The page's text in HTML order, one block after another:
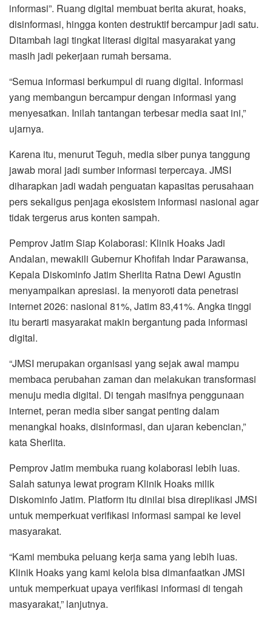
informasi”. Ruang digital membuat berita akurat, hoaks,
disinformasi, hingga konten destruktif bercampur jadi satu.
Ditambah lagi tingkat literasi digital masyarakat yang
masih jadi pekerjaan rumah bersama.
“Semua informasi berkumpul di ruang digital. Informasi
yang membangun bercampur dengan informasi yang
menyesatkan. Inilah tantangan terbesar media saat ini,”
ujarnya.
Karena itu, menurut Teguh, media siber punya tanggung
jawab moral jadi sumber informasi terpercaya. JMSI
diharapkan jadi wadah penguatan kapasitas perusahaan
pers sekaligus penjaga ekosistem informasi nasional agar
tidak tergerus arus konten sampah.
Pemprov Jatim Siap Kolaborasi: Klinik Hoaks Jadi
Andalan, mewakili Gubernur Khofifah Indar Parawansa,
Kepala Diskominfo Jatim Sherlita Ratna Dewi Agustin
menyampaikan apresiasi. Ia menyoroti data penetrasi
internet 2026: nasional 81%, Jatim 83,41%. Angka tinggi
itu berarti masyarakat makin bergantung pada informasi
digital.
“JMSI merupakan organisasi yang sejak awal mampu
membaca perubahan zaman dan melakukan transformasi
menuju media digital. Di tengah masifnya penggunaan
internet, peran media siber sangat penting dalam
menangkal hoaks, disinformasi, dan ujaran kebencian,”
kata Sherlita.
Pemprov Jatim membuka ruang kolaborasi lebih luas.
Salah satunya lewat program Klinik Hoaks milik
Diskominfo Jatim. Platform itu dinilai bisa direplikasi JMSI
untuk memperkuat verifikasi informasi sampai ke level
masyarakat.
“Kami membuka peluang kerja sama yang lebih luas.
Klinik Hoaks yang kami kelola bisa dimanfaatkan JMSI
untuk memperkuat upaya verifikasi informasi di tengah
masyarakat,” lanjutnya.